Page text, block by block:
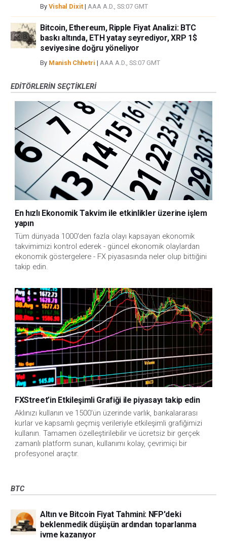
By Vishal Dixit | AAA A.D., SS:07 GMT
Bitcoin, Ethereum, Ripple Fiyat Analizi: BTC
baskı altında, ETH yatay seyrediyor, XRP 1$
seviyesine doğru yöneliyor
By Manish Chhetri | AAA A.D., SS:07 GMT
EDITÖRLERIN SEÇTIKLERI
En hızlı Ekonomik Takvim ile etkinlikler üzerine işlem
yapın
Tüm dünyada 1000'den fazla olayı kapsayan ekonomik
takvimimizi kontrol ederek - güncel ekonomik olaylardan
ekonomik göstergelere - FX piyasasında neler olup bittiğini
takip edin.
FXStreet’in Etkileşimli Grafiği ile piyasayı takip edin
Aklınızı kullanın ve 1500'ün üzerinde varlık, bankalararası
kurlar ve kapsamlı geçmiş verileriyle etkileşimli grafiğimizi
kullanın. Tamamen özelleştirilebilir ve ücretsiz bir gerçek
zamanlı platform sunan, kullanımı kolay, çevrimiçi bir
profesyonel araçtır.
BTC
Altın ve Bitcoin Fiyat Tahmini: NFP'deki
beklenmedik düşüşün ardından toparlanma
ivme kazanıyor